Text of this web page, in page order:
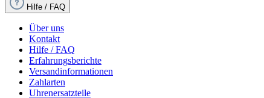
Hilfe / FAQ
Über uns
Kontakt
Hilfe / FAQ
Erfahrungsberichte
Versandinformationen
Zahlarten
Uhrenersatzteile